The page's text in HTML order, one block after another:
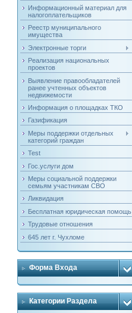
Информационный материал для
налогоплательщиков
Реестр муниципального
имущества
Электронные торги
Реализация национальных
проектов
Выявление правообладателей
ранее учтенных объектов
недвижемости
Информация о площадках ТКО
Газификация
Меры поддержки отдельных
категорий граждан
Test
Гос.услуги дом
Меры социальной поддержки
семьям участникам СВО
Ликвидация
Бесплатная юридическая помощь
Трудовые отношения
645 лет г. Чухломе
Форма Входа
Категории Раздела